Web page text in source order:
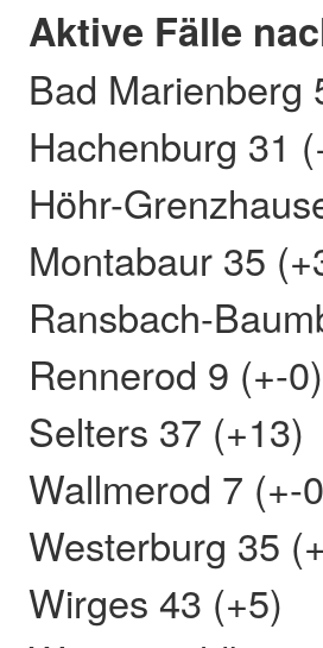
Aktive Fälle
Bad Marienberg
Hachenburg 31
Höhr-
Montabaur 35
Ransbach-
Rennerod 9 (+-0)
Selters 37 (+13)
Wallmerod 7 (+-
Westerburg 35
Wirges 43 (+5)